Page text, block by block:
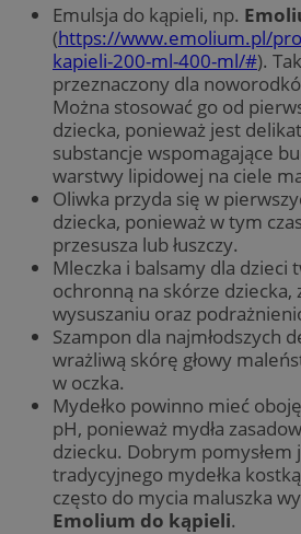
Emulsja do kąpieli, np.
(https://www.emolium.pl/
kapieli-200-ml-400-ml/#).
przeznaczony dla
Można stosować go od
dziecka, ponieważ jest
substancje wspomagające
warstwy lipidowej na ciele
Oliwka przyda się w
dziecka, ponieważ w tym
przesusza lub łuszczy.
Mleczka i balsamy dla dzieci
ochronną na skórze dziecka,
wysuszaniu oraz
Szampon dla najmłodszych
wrażliwą skórę głowy
w oczka.
Mydełko powinno mieć
pH, ponieważ mydła
dziecku. Dobrym pomysłem
tradycyjnego mydełka
często do mycia maluszka
Emolium do kąpieli.